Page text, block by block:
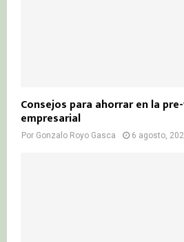
Consejos para ahorrar en la
empresarial
Por Gonzalo Royo Gasca 6 agosto,